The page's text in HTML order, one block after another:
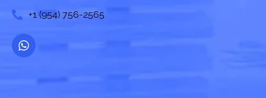
+1 (954) 756-2565